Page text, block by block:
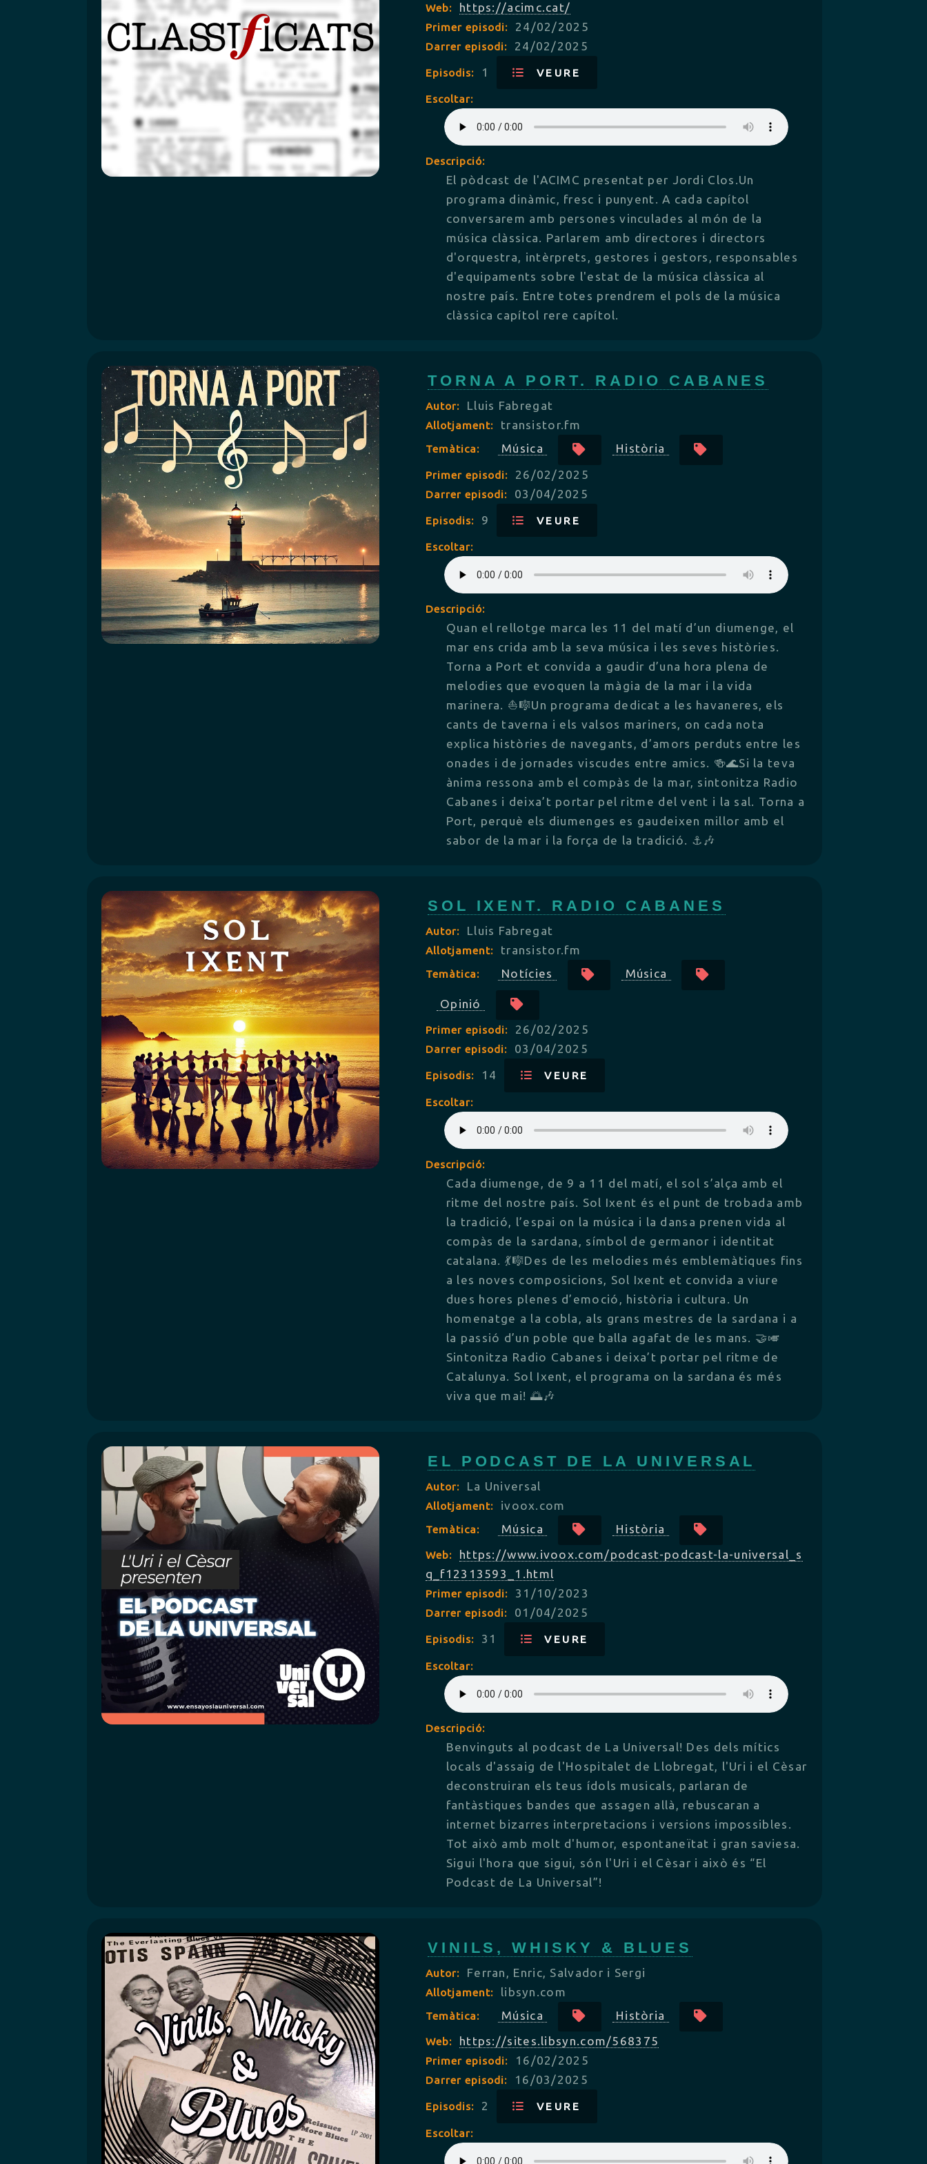
Web: https://acimc.cat/
Primer episodi: 24/02/2025
Darrer episodi: 24/02/2025
Episodis: 1 VEURE
Escoltar:
Descripció:
El pòdcast de l'ACIMC presentat per Jordi Clos.Un
programa dinàmic, fresc i punyent. A cada capítol
conversarem amb persones vinculades al món de la
música clàssica. Parlarem amb directores i directors
d'orquestra, intèrprets, gestores i gestors, responsables
d'equipaments sobre l'estat de la música clàssica al
nostre país. Entre totes prendrem el pols de la música
clàssica capítol rere capítol.
TORNA A PORT. RADIO CABANES
Autor: Lluis Fabregat
Allotjament: transistor.fm
Temàtica: Música Història
Primer episodi: 26/02/2025
Darrer episodi: 03/04/2025
Episodis: 9 VEURE
Escoltar:
Descripció:
Quan el rellotge marca les 11 del matí d’un diumenge, el
mar ens crida amb la seva música i les seves històries.
Torna a Port et convida a gaudir d’una hora plena de
melodies que evoquen la màgia de la mar i la vida
marinera. ⛵🎼Un programa dedicat a les havaneres, els
cants de taverna i els valsos mariners, on cada nota
explica històries de navegants, d’amors perduts entre les
onades i de jornades viscudes entre amics. 🍻🌊Si la teva
ànima ressona amb el compàs de la mar, sintonitza Radio
Cabanes i deixa’t portar pel ritme del vent i la sal. Torna a
Port, perquè els diumenges es gaudeixen millor amb el
sabor de la mar i la força de la tradició. ⚓🎶
SOL IXENT. RADIO CABANES
Autor: Lluis Fabregat
Allotjament: transistor.fm
Temàtica: Notícies Música
Opinió
Primer episodi: 26/02/2025
Darrer episodi: 03/04/2025
Episodis: 14 VEURE
Escoltar:
Descripció:
Cada diumenge, de 9 a 11 del matí, el sol s’alça amb el
ritme del nostre país. Sol Ixent és el punt de trobada amb
la tradició, l’espai on la música i la dansa prenen vida al
compàs de la sardana, símbol de germanor i identitat
catalana. 💃🎼Des de les melodies més emblemàtiques fins
a les noves composicions, Sol Ixent et convida a viure
dues hores plenes d’emoció, història i cultura. Un
homenatge a la cobla, als grans mestres de la sardana i a
la passió d’un poble que balla agafat de les mans. 🤝🎺
Sintonitza Radio Cabanes i deixa’t portar pel ritme de
Catalunya. Sol Ixent, el programa on la sardana és més
viva que mai! 🌅🎶
EL PODCAST DE LA UNIVERSAL
Autor: La Universal
Allotjament: ivoox.com
Temàtica: Música Història
Web:
https://www.ivoox.com/podcast-podcast-la-universal_s
q_f12313593_1.html
Primer episodi: 31/10/2023
Darrer episodi: 01/04/2025
Episodis: 31 VEURE
Escoltar:
Descripció:
Benvinguts al podcast de La Universal! Des dels mítics
locals d'assaig de l'Hospitalet de Llobregat, l'Uri i el Cèsar
deconstruiran els teus ídols musicals, parlaran de
fantàstiques bandes que assagen allà, rebuscaran a
internet bizarres interpretacions i versions impossibles.
Tot això amb molt d'humor, espontaneïtat i gran saviesa.
Sigui l'hora que sigui, són l'Uri i el Cèsar i això és “El
Podcast de La Universal”!
VINILS, WHISKY & BLUES
Autor: Ferran, Enric, Salvador i Sergi
Allotjament: libsyn.com
Temàtica: Música Història
Web: https://sites.libsyn.com/568375
Primer episodi: 16/02/2025
Darrer episodi: 16/03/2025
Episodis: 2 VEURE
Escoltar: